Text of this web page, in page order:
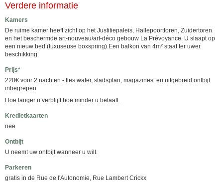
Verdere informatie
Kamers
De ruime kamer heeft zicht op het Justitiepaleis, Hallepoorttoren, Zuidertoren
en het beschermde art-nouveau/art-déco gebouw La Prévoyance. U slaapt op
een nieuw bed (luxuseuse boxspring).Een balkon van 4m² staat ter uwer
beschikking.
Prijs*
220€ voor 2 nachten - fles water, stadsplan, magazines en uitgebreid ontbijt
inbegrepen
Hoe langer u verblijft hoe minder u betaalt.
Kredietkaarten
nee
Ontbijt
U neemt uw ontbijt wanneer u wilt.
Parkeren
gratis in de Rue de l'Autonomie, Rue Lambert Crickx